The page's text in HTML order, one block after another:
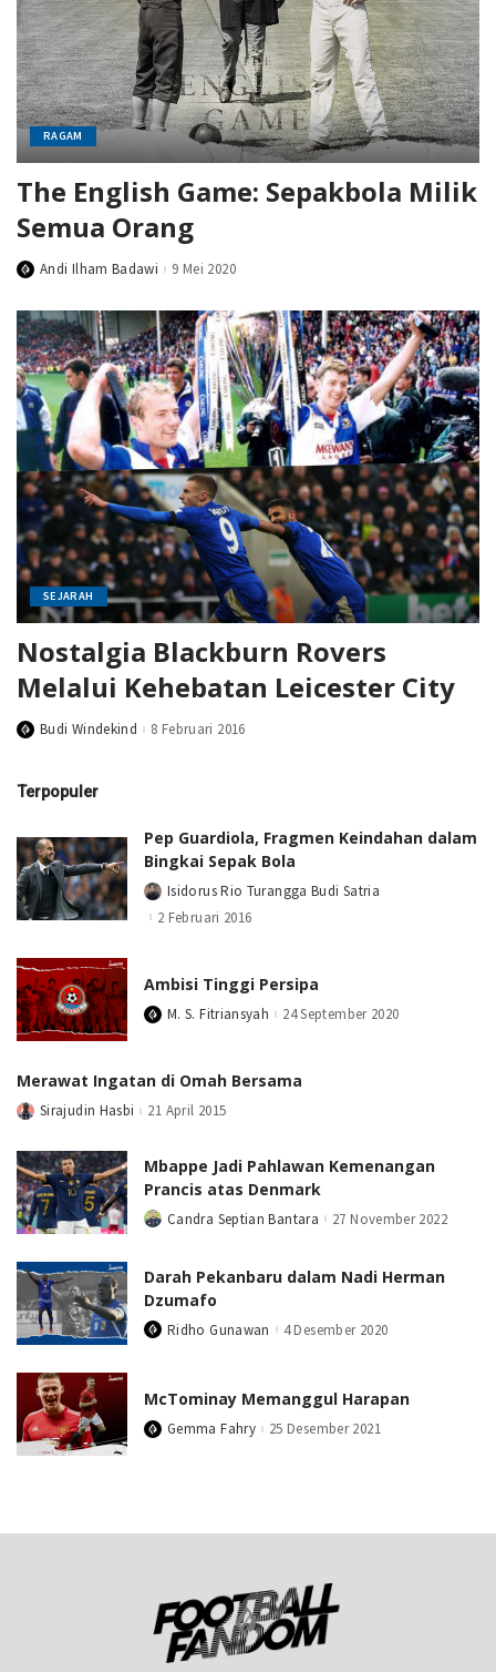
RAGAM
The English Game: Sepakbola Milik
Semua Orang
PostedAndi Ilham Badawi 9 Mei 2020
SEJARAH
Nostalgia Blackburn Rovers
Melalui Kehebatan Leicester City
PostedBudi Windekind 8 Februari 2016
Terpopuler
Pep Guardiola, Fragmen Keindahan dalam
Bingkai Sepak Bola
Posted
by
Isidorus Rio Turangga Budi Satria
2 Februari 2016
Ambisi Tinggi Persipa
PostedM. S. Fitriansyah 24 September 2020
Merawat Ingatan di Omah Bersama
PostedSirajudin Hasbi 21 April 2015
Mbappe Jadi Pahlawan Kemenangan
Prancis atas Denmark
PostedCandra Septian Bantara 27 November 2022
Darah Pekanbaru dalam Nadi Herman
Dzumafo
PostedRidho Gunawan 4 Desember 2020
McTominay Memanggul Harapan
PostedGemma Fahry 25 Desember 2021